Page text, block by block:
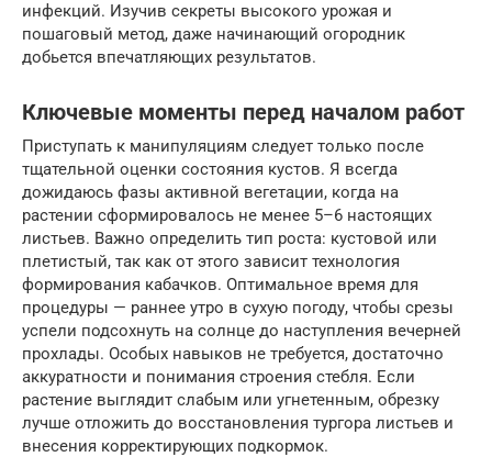
инфекций. Изучив секреты высокого урожая и
пошаговый метод, даже начинающий огородник
добьется впечатляющих результатов.
Ключевые моменты перед началом работ
Приступать к манипуляциям следует только после
тщательной оценки состояния кустов. Я всегда
дожидаюсь фазы активной вегетации, когда на
растении сформировалось не менее 5–6 настоящих
листьев. Важно определить тип роста: кустовой или
плетистый, так как от этого зависит технология
формирования кабачков. Оптимальное время для
процедуры — раннее утро в сухую погоду, чтобы срезы
успели подсохнуть на солнце до наступления вечерней
прохлады. Особых навыков не требуется, достаточно
аккуратности и понимания строения стебля. Если
растение выглядит слабым или угнетенным, обрезку
лучше отложить до восстановления тургора листьев и
внесения корректирующих подкормок.